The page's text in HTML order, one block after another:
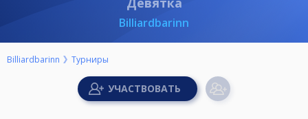
Billiardbarinn
Billiardbarinn Турниры